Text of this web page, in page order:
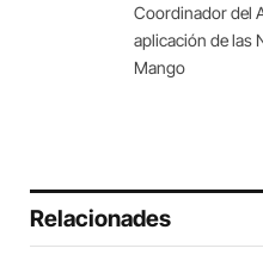
Coordinador del
aplicación de las
Mango
Relacionades